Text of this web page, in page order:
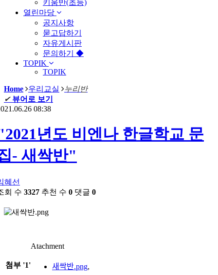
키움반(초등)
열린마당
공지사항
묻고답하기
자유게시판
문의하기 ◆
TOPIK
TOPIK
Home 우리교실
누리반
✔ 뷰어로 보기
08:38
년도 비엔나 한글학교 문
- 새싹반"
혜선
회 수 3327 추천 수 0 댓글 0
Atachment
첨부 '1' 새싹반.png,